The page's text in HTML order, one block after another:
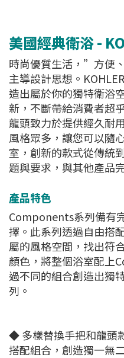
美國經典衛浴 -
時尚優質生活，”方便
主導設計思想。
造出屬於你的獨特衛浴
新，不斷帶給消費者超
龍頭致力於提供經久耐
風格眾多，讓您可以隨
室，創新的款式從傳統
題與要求，與其他產品
產品特色
Components系列備有
擇。此系列透過自由搭
屬的風格空間，找出符
顏色，將整個浴室配上
過不同的組合創造出獨
列。
◆ 多樣替換手把和龍頭
搭配組合，創造獨一無